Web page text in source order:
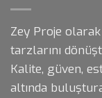
Zey Proje
tarzlarını
Kalite, güven,
altında